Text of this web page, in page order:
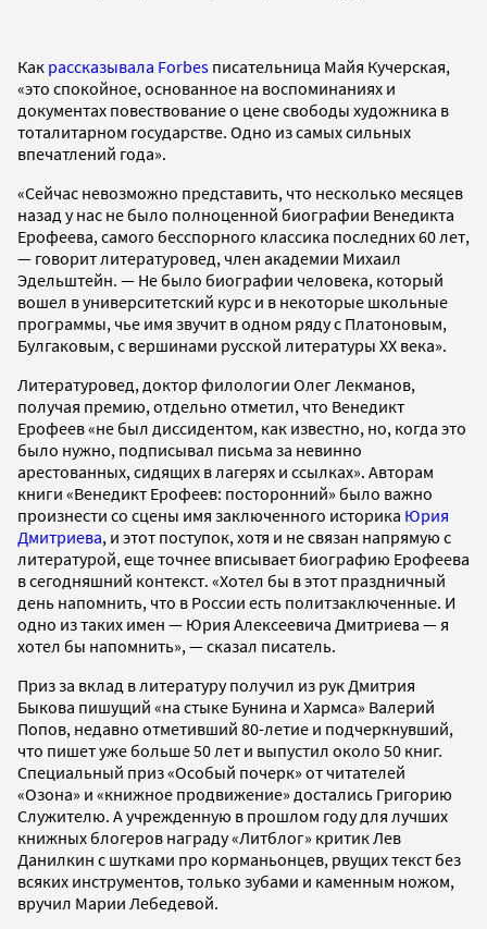
Как рассказывала Forbes писательница Майя Кучерская,
«это спокойное, основанное на воспоминаниях и
документах повествование о цене свободы художника в
тоталитарном государстве. Одно из самых сильных
впечатлений года».
«Сейчас невозможно представить, что несколько месяцев
назад у нас не было полноценной биографии Венедикта
Ерофеева, самого бесспорного классика последних 60 лет,
— говорит литературовед, член академии Михаил
Эдельштейн. — Не было биографии человека, который
вошел в университетский курс и в некоторые школьные
программы, чье имя звучит в одном ряду с Платоновым,
Булгаковым, с вершинами русской литературы ХХ века».
Литературовед, доктор филологии Олег Лекманов,
получая премию, отдельно отметил, что Венедикт
Ерофеев «не был диссидентом, как известно, но, когда это
было нужно, подписывал письма за невинно
арестованных, сидящих в лагерях и ссылках». Авторам
книги «Венедикт Ерофеев: посторонний» было важно
произнести со сцены имя заключенного историка Юрия
Дмитриева, и этот поступок, хотя и не связан напрямую с
литературой, еще точнее вписывает биографию Ерофеева
в сегодняшний контекст. «Хотел бы в этот праздничный
день напомнить, что в России есть политзаключенные. И
одно из таких имен — Юрия Алексеевича Дмитриева — я
хотел бы напомнить», — сказал писатель.
Приз за вклад в литературу получил из рук Дмитрия
Быкова пишущий «на стыке Бунина и Хармса» Валерий
Попов, недавно отметивший 80-летие и подчеркнувший,
что пишет уже больше 50 лет и выпустил около 50 книг.
Специальный приз «Особый почерк» от читателей
«Озона» и «книжное продвижение» достались Григорию
Служителю. А учрежденную в прошлом году для лучших
книжных блогеров награду «Литблог» критик Лев
Данилкин с шутками про корманьонцев, рвущих текст без
всяких инструментов, только зубами и каменным ножом,
вручил Марии Лебедевой.